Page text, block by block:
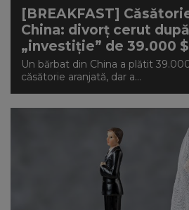
CONTUL MEU
[BREAKFAST]
China: divorț cerut
„investiție” de 39.000 $
Un bărbat din China a plătit
căsătorie aranjată, dar a...